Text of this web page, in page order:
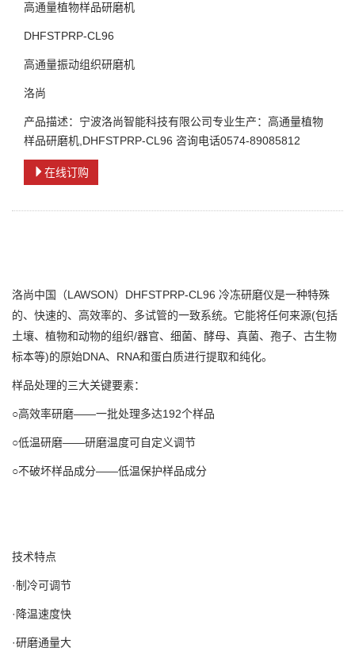
高通量植物样品研磨机
DHFSTPRP-CL96
高通量振动组织研磨机
洛尚
产品描述：宁波洛尚智能科技有限公司专业生产：高通量植物
样品研磨机,DHFSTPRP-CL96 咨询电话0574-89085812
在线订购
洛尚中国（LAWSON）DHFSTPRP-CL96 冷冻研磨仪是一种特殊
的、快速的、高效率的、多试管的一致系统。它能将任何来源(包括
土壤、植物和动物的组织/器官、细菌、酵母、真菌、孢子、古生物
标本等)的原始DNA、RNA和蛋白质进行提取和纯化。
样品处理的三大关键要素：
○高效率研磨——一批处理多达192个样品
○低温研磨——研磨温度可自定义调节
○不破坏样品成分——低温保护样品成分
技术特点
·制冷可调节
·降温速度快
·研磨通量大